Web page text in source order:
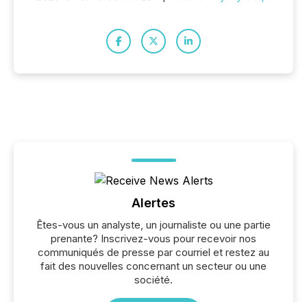
Alertes
Êtes-vous un analyste, un journaliste ou une partie
prenante? Inscrivez-vous pour recevoir nos
communiqués de presse par courriel et restez au
fait des nouvelles concernant un secteur ou une
société.